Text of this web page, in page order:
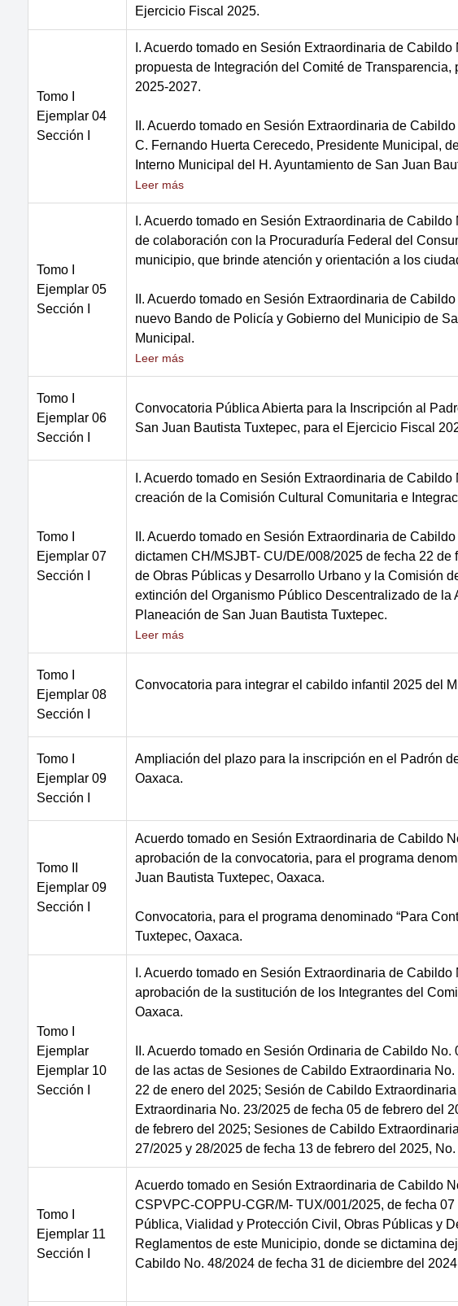
Ejercicio Fiscal 2025.
Tomo I
Ejemplar 04
Sección I
I. Acuerdo tomado en Sesión Extraordinaria de
propuesta de Integración del Comité de
2025-2027.
II. Acuerdo tomado en Sesión Extraordinaria de
C. Fernando Huerta Cerecedo, Presidente Municipal,
Interno Municipal del H. Ayuntamiento de San Juan
Leer más
Tomo I
Ejemplar 05
Sección I
I. Acuerdo tomado en Sesión Extraordinaria de
de colaboración con la Procuraduría Federal del
municipio, que brinde atención y orientación a los
II. Acuerdo tomado en Sesión Extraordinaria de
nuevo Bando de Policía y Gobierno del Municipio de
Municipal.
Leer más
Tomo I
Ejemplar 06
Sección I
Convocatoria Pública Abierta para la Inscripción al
San Juan Bautista Tuxtepec, para el Ejercicio Fiscal
Tomo I
Ejemplar 07
Sección I
I. Acuerdo tomado en Sesión Extraordinaria de
creación de la Comisión Cultural Comunitaria e
II. Acuerdo tomado en Sesión Extraordinaria de
dictamen CH/MSJBT- CU/DE/008/2025 de fecha 22
de Obras Públicas y Desarrollo Urbano y la Comisión
extinción del Organismo Público Descentralizado de
Planeación de San Juan Bautista Tuxtepec.
Leer más
Tomo I
Ejemplar 08
Sección I
Convocatoria para integrar el cabildo infantil 2025 del
Tomo I
Ejemplar 09
Sección I
Ampliación del plazo para la inscripción en el Padrón
Oaxaca.
Tomo II
Ejemplar 09
Sección I
Acuerdo tomado en Sesión Extraordinaria de Cabildo
aprobación de la convocatoria, para el programa
Juan Bautista Tuxtepec, Oaxaca.
Convocatoria, para el programa denominado “Para
Tuxtepec, Oaxaca.
Tomo I
Ejemplar
Ejemplar 10
Sección I
I. Acuerdo tomado en Sesión Extraordinaria de
aprobación de la sustitución de los Integrantes del
Oaxaca.
II. Acuerdo tomado en Sesión Ordinaria de Cabildo
de las actas de Sesiones de Cabildo Extraordinaria
22 de enero del 2025; Sesión de Cabildo
Extraordinaria No. 23/2025 de fecha 05 de febrero del
de febrero del 2025; Sesiones de Cabildo
27/2025 y 28/2025 de fecha 13 de febrero del 2025,
Tomo I
Ejemplar 11
Sección I
Acuerdo tomado en Sesión Extraordinaria de Cabildo
CSPVPC-COPPU-CGR/M- TUX/001/2025, de fecha
Pública, Vialidad y Protección Civil, Obras Públicas y
Reglamentos de este Municipio, donde se dictamina
Cabildo No. 48/2024 de fecha 31 de diciembre del